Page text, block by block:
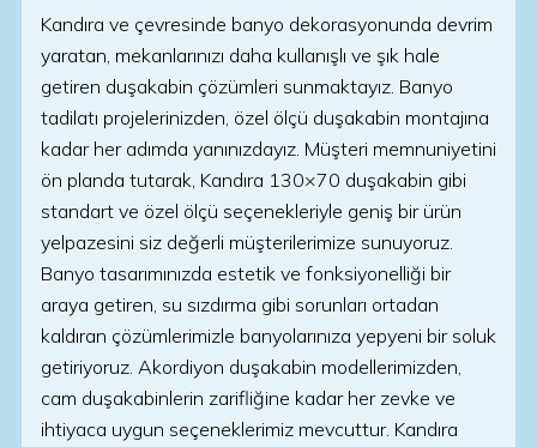
Kandıra ve çevresinde banyo dekorasyonunda devrim
yaratan, mekanlarınızı daha kullanışlı ve şık hale
getiren duşakabin çözümleri sunmaktayız. Banyo
tadilatı projelerinizden, özel ölçü duşakabin montajına
kadar her adımda yanınızdayız. Müşteri memnuniyetini
ön planda tutarak, Kandıra 130×70 duşakabin gibi
standart ve özel ölçü seçenekleriyle geniş bir ürün
yelpazesini siz değerli müşterilerimize sunuyoruz.
Banyo tasarımınızda estetik ve fonksiyonelliği bir
araya getiren, su sızdırma gibi sorunları ortadan
kaldıran çözümlerimizle banyolarınıza yepyeni bir soluk
getiriyoruz. Akordiyon duşakabin modellerimizden,
cam duşakabinlerin zarifliğine kadar her zevke ve
ihtiyaca uygun seçeneklerimiz mevcuttur. Kandıra